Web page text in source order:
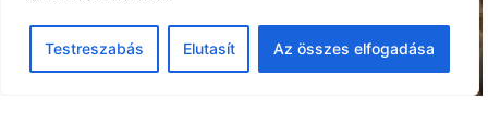
Testreszabás Elutasít Az összes elfogadása